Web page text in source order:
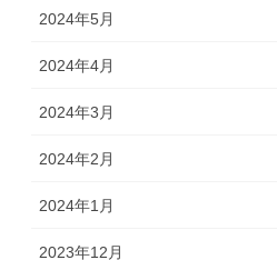
2024年5月
2024年4月
2024年3月
2024年2月
2024年1月
2023年12月